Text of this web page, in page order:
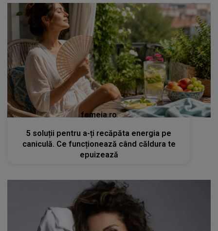
femeia.ro
5 soluții pentru a-ți recăpăta energia pe
caniculă. Ce funcționează când căldura te
epuizează